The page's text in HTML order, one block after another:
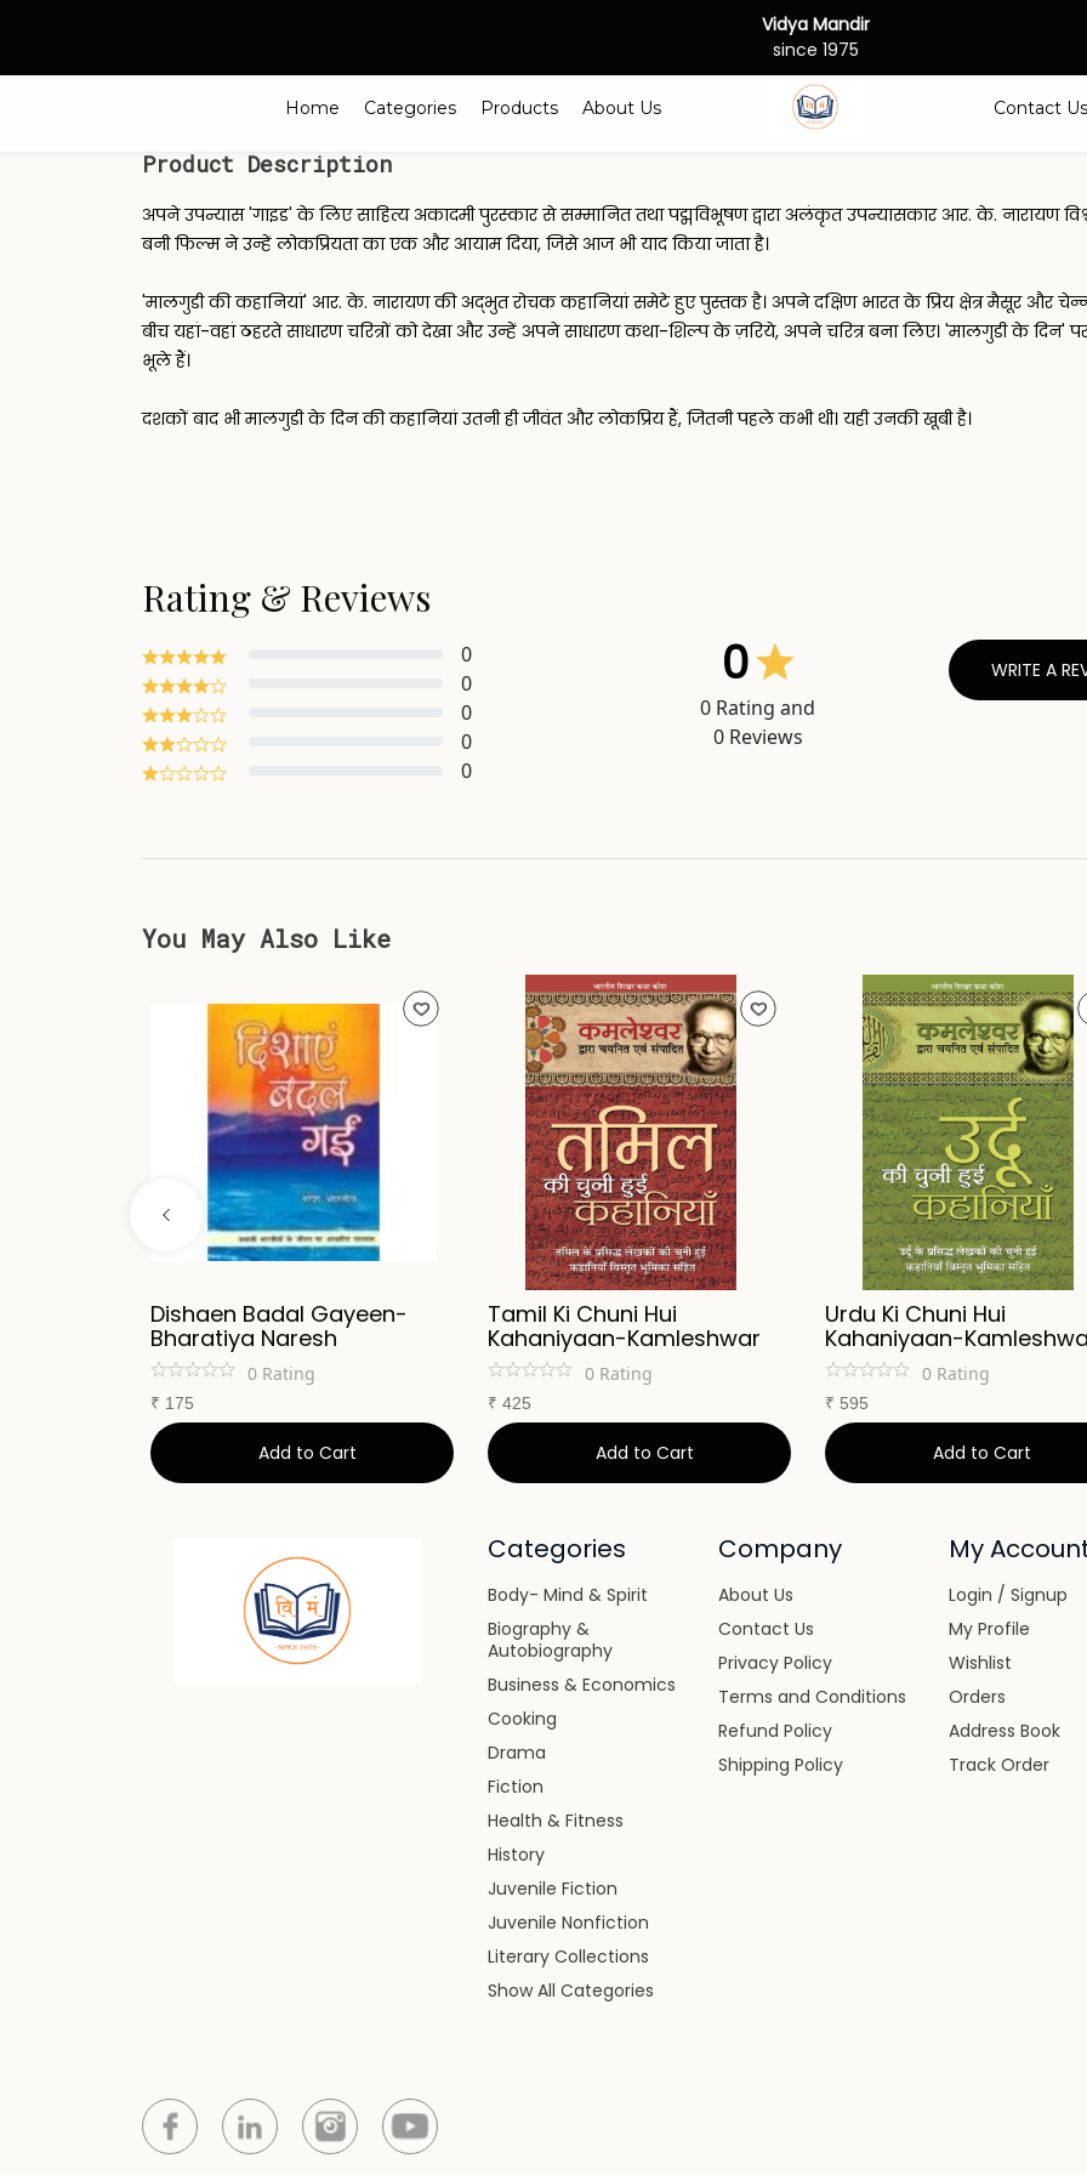
Vidya Mandir
since 1975
Home Categories Products About Us Contact Us
Product Description
अपने उपन्यास 'गाइड' के लिए साहित्य अकादमी पुरस्कार से सम्मानित तथा पद्मविभूषण द्वारा अलंकृत उपन्यासकार आर. के. नारायण
बनी फिल्म ने उन्हें लोकप्रियता का एक और आयाम दिया, जिसे आज भी याद किया जाता है।
'मालगुडी की कहानियां' आर. के. नारायण की अद्भुत रोचक कहानियां समेटे हुए पुस्तक है। अपने दक्षिण भारत के प्रिय क्षेत्र मैसूर और
बीच यहां-वहां ठहरते साधारण चरित्रों को देखा और उन्हें अपने साधारण कथा-शिल्प के ज़रिये, अपने चरित्र बना लिए। 'मालगुडी के दिन'
भूले हैं।
दशकों बाद भी मालगुडी के दिन की कहानियां उतनी ही जीवंत और लोकप्रिय हैं, जितनी पहले कभी थी। यही उनकी खूबी है।
Rating & Reviews
0
0
0
0
0
0
0 Rating and
0Reviews
WRITE A
You May Also Like
Dishaen Badal Gayeen-
Bharatiya Naresh
0 Rating
₹ 175
Add to Cart
Tamil Ki Chuni Hui
Kahaniyaan-Kamleshwar
0 Rating
₹ 425
Add to Cart
Urdu Ki Chuni Hui
Kahaniyaan-
0 Rating
₹ 595
Add to Cart
Categories
Body- Mind & Spirit
Biography &
Autobiography
Business & Economics
Cooking
Drama
Fiction
Health & Fitness
History
Juvenile Fiction
Juvenile Nonfiction
Literary Collections
Show All Categories
Company
About Us
Contact Us
Privacy Policy
Terms and Conditions
Refund Policy
Shipping Policy
My
Login / Signup
My Profile
Wishlist
Orders
Address Book
Track Order